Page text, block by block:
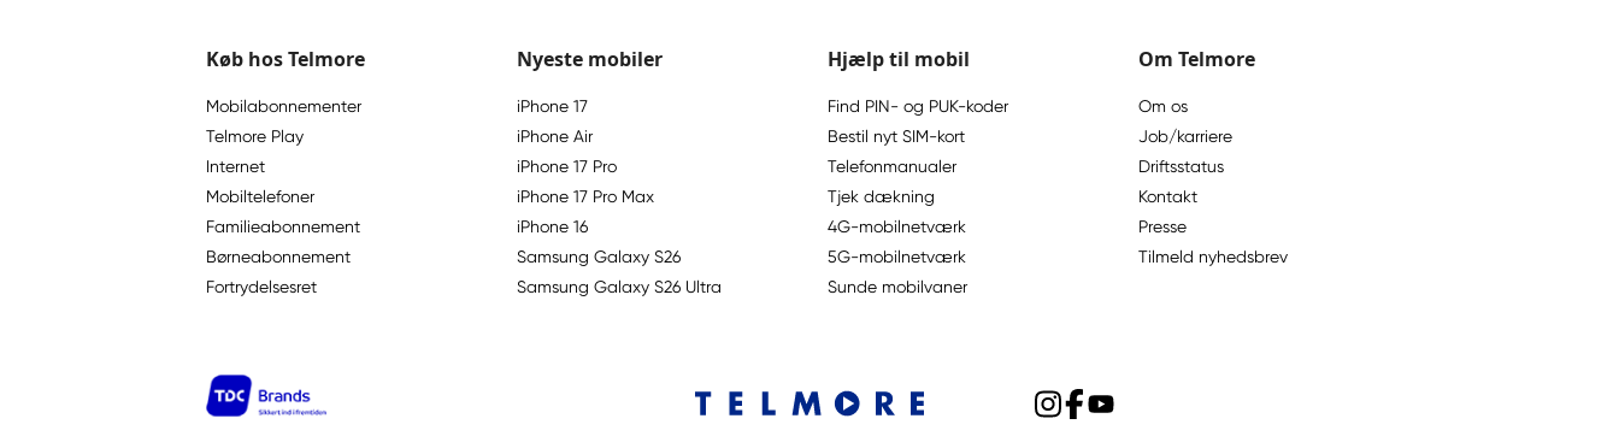
Køb hos Telmore
Mobilabonnementer
Telmore Play
Internet
Mobiltelefoner
Familieabonnement
Børneabonnement
Fortrydelsesret
Nyeste mobiler
iPhone 17
iPhone Air
iPhone 17 Pro
iPhone 17 Pro Max
iPhone 16
Samsung Galaxy S26
Samsung Galaxy S26 Ultra
Hjælp til mobil
Find PIN- og PUK-koder
Bestil nyt SIM-kort
Telefonmanualer
Tjek dækning
4G-mobilnetværk
5G-mobilnetværk
Sunde mobilvaner
Om Telmore
Om os
Job/karriere
Driftsstatus
Kontakt
Presse
Tilmeld nyhedsbrev